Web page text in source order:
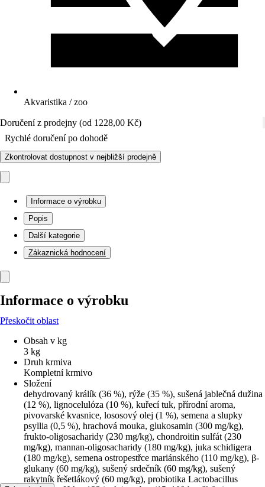
Akvaristika / zoo
Doručení z prodejny (od 1228,00 Kč)
Rychlé doručení po dohodě
Zkontrolovat dostupnost v nejbližší prodejně
Informace o výrobku
Popis
Další kategorie
Zákaznická hodnocení
Informace o výrobku
Přeskočit oblast
Obsah v kg
3 kg
Druh krmiva
Kompletní krmivo
Složení
dehydrovaný králík (36 %), rýže (35 %), sušená jablečná dužina
(12 %), lignocelulóza (10 %), kuřecí tuk, přírodní aroma,
pivovarské kvasnice, lososový olej (1 %), semena a slupky
psyllia (0,5 %), hrachová mouka, glukosamin (300 mg/kg),
frukto-oligosacharidy (230 mg/kg), chondroitin sulfát (230
mg/kg), mannan-oligosacharidy (180 mg/kg), juka schidigera
(180 mg/kg), semena ostropestřce mariánského (110 mg/kg), β-
glukany (60 mg/kg), sušený srdečník (60 mg/kg), sušený
rakytník řešetlákový (60 mg/kg), probiotika Lactobacillus